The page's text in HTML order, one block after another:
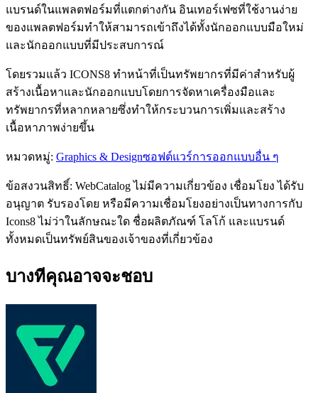
แบรนด์ในแพลตฟอร์มที่แตกต่างกัน อินเทอร์เฟซที่ใช้งานง่าย
ของแพลตฟอร์มทำให้สามารถเข้าถึงได้ทั้งนักออกแบบมือใหม่
และนักออกแบบที่มีประสบการณ์
โดยรวมแล้ว ICONS8 ทำหน้าที่เป็นทรัพยากรที่มีค่าสำหรับผู้
สร้างเนื้อหาและนักออกแบบโดยการจัดหาเครื่องมือและ
ทรัพยากรที่หลากหลายซึ่งทำให้กระบวนการเพิ่มและสร้าง
เนื้อหาภาพง่ายขึ้น
หมวดหมู่: Graphics & Designซอฟต์แวร์การออกแบบอื่น ๆ
ข้อสงวนสิทธิ์: WebCatalog ไม่มีความเกี่ยวข้อง เชื่อมโยง ได้รับ
อนุญาต รับรองโดย หรือมีความเชื่อมโยงอย่างเป็นทางการกับ
Icons8 ไม่ว่าในลักษณะใด ชื่อผลิตภัณฑ์ โลโก้ และแบรนด์
ทั้งหมดเป็นทรัพย์สินของเจ้าของที่เกี่ยวข้อง
บางทีคุณอาจจะชอบ